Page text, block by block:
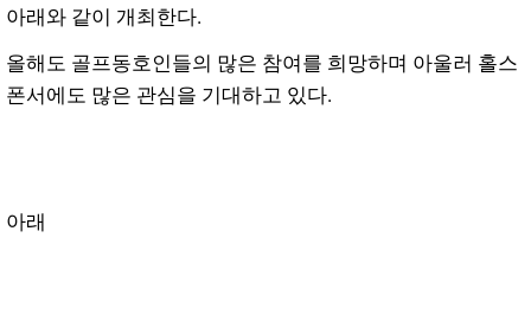
아래와 같이 개최한다.
올해도 골프동호인들의 많은 참여를 희망하며 아울러 홀스
폰서에도 많은 관심을 기대하고 있다.
아래